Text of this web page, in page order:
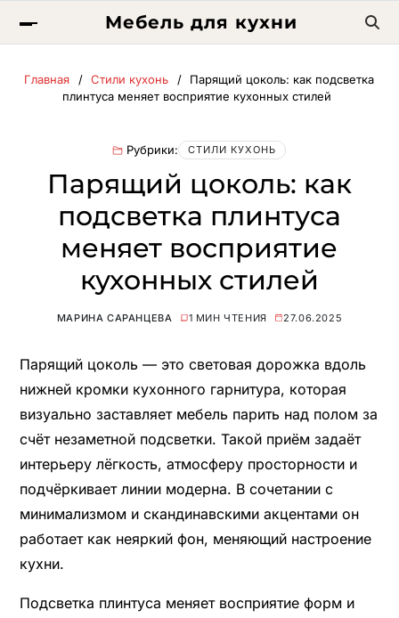
Мебель для кухни
Главная Стили кухонь
Парящий цоколь: как подсветка
плинтуса меняет восприятие кухонных стилей
Рубрики: СТИЛИ КУХОНЬ
Парящий цоколь: как
подсветка плинтуса
меняет восприятие
кухонных стилей
МАРИНА САРАНЦЕВА 1 МИН ЧТЕНИЯ 27.06.2025
Парящий цоколь — это световая дорожка вдоль
нижней кромки кухонного гарнитура, которая
визуально заставляет мебель парить над полом за
счёт незаметной подсветки. Такой приём задаёт
интерьеру лёгкость, атмосферу просторности и
подчёркивает линии модерна. В сочетании с
минимализмом и скандинавскими акцентами он
работает как неяркий фон, меняющий настроение
кухни.
Подсветка плинтуса меняет восприятие форм и